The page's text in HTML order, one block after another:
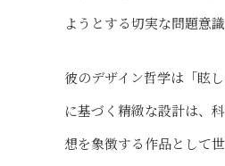
ようとする切実な問題意
彼のデザイン哲学は「眩
に基づく精緻な設計は、
想を象徴する作品として